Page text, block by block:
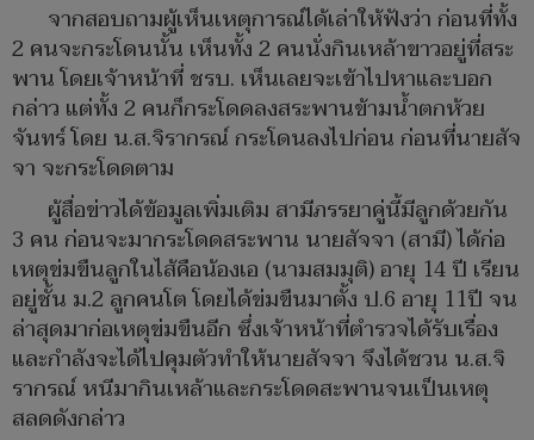
จากสอบถามผู้เห็นเหตุการณ์ได้เล่าให้ฟังว่า ก่อนที่ทั้ง
2 คนจะกระโดนนั้น เห็นทั้ง 2 คนนั่งกินเหล้าขาวอยู่ที่สระ
พาน โดยเจ้าหน้าที่ ชรบ. เห็นเลยจะเข้าไปหาและบอก
กล่าว แต่ทั้ง 2 คนก็กระโดดลงสระพานข้ามน้ำตกห้วย
จันทร์ โดย น.ส.จิรากรณ์ กระโดนลงไปก่อน ก่อนที่นายสัจ
จา จะกระโดดตาม
ผู้สื่อข่าวได้ข้อมูลเพิ่มเติม สามีภรรยาคู่นี้มีลูกด้วยกัน
3 คน ก่อนจะมากระโดดสระพาน นายสัจจา (สามี) ได้ก่อ
เหตุข่มขืนลูกในไส้คือน้องเอ (นามสมมุติ) อายุ 14 ปี เรียน
อยู่ชั้น ม.2 ลูกคนโต โดยได้ข่มขืนมาตั้ง ป.6 อายุ 11ปี จน
ล่าสุดมาก่อเหตุข่มขืนอีก ซึ่งเจ้าหน้าที่ตำรวจได้รับเรื่อง
และกำลังจะได้ไปคุมตัวทำให้นายสัจจา จึงได้ชวน น.ส.จิ
รากรณ์ หนีมากินเหล้าและกระโดดสะพานจนเป็นเหตุ
สลดดังกล่าว